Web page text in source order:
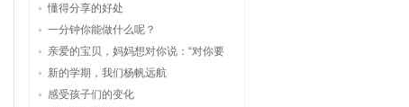
懂得分享的好处
一分钟你能做什么呢？
亲爱的宝贝，妈妈想对你说：“对你要
新的学期，我们杨帆远航
感受孩子们的变化